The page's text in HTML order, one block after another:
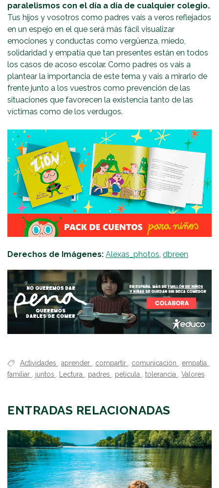
paralelismos con el día a día de cualquier colegio.
Tus hijos y vosotros como padres vais a veros reflejados
en un espejo en el que será más fácil visualizar
emociones y conductas como vergüenza, miedo,
solidaridad y empatía que tan presentes están en todos
los casos de acoso escolar. Como padres os vais a
plantear la importancia de este tema y vais a mirarlo de
frente junto a los vuestros como prevención de las
situaciones que favorecen la existencia tanto de las
víctimas como de los verdugos.
Derechos de Imágenes: Alexas_photos, dbreen
Actividades aprender compartir comunicación empatía
familiar
juntos Lectura padres película tolerancia Valores
ENTRADAS RELACIONADAS